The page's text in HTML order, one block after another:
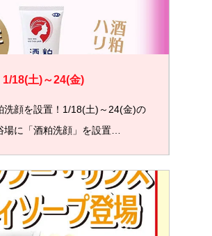
18(土)～24(金)
洗顔を設置！1/18(土)～24(金)の
場に「酒粕洗顔」を設置…